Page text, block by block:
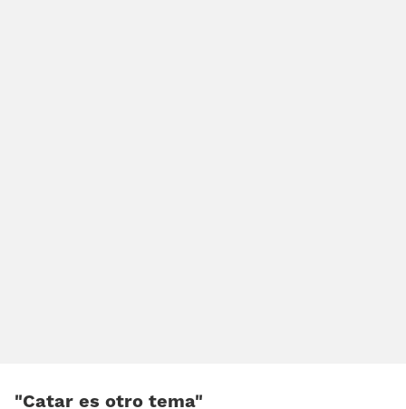
“Catar es otro tema”